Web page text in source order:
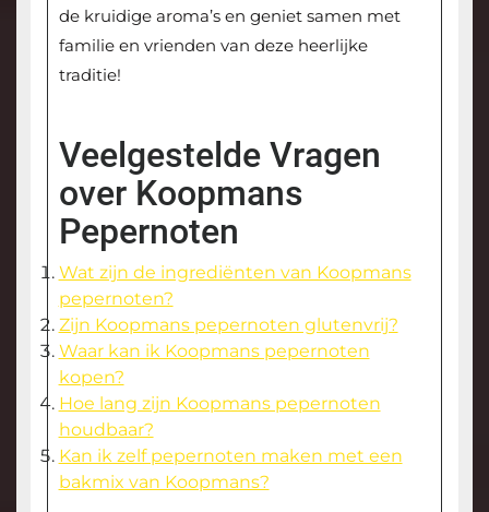
de kruidige aroma’s en geniet samen met
familie en vrienden van deze heerlijke
traditie!
Veelgestelde Vragen
over Koopmans
Pepernoten
Wat zijn de ingrediënten van Koopmans
pepernoten?
Zijn Koopmans pepernoten glutenvrij?
Waar kan ik Koopmans pepernoten
kopen?
Hoe lang zijn Koopmans pepernoten
houdbaar?
Kan ik zelf pepernoten maken met een
bakmix van Koopmans?